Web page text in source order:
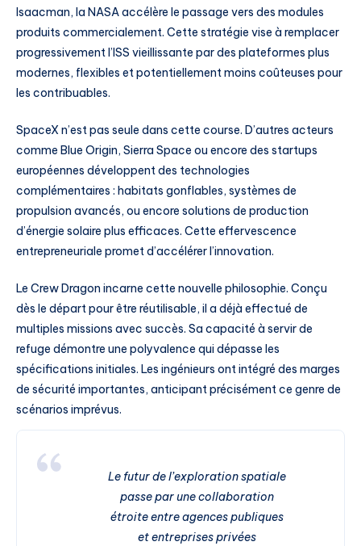
Isaacman, la NASA accélère le passage vers des modules
produits commercialement. Cette stratégie vise à remplacer
progressivement l’ISS vieillissante par des plateformes plus
modernes, flexibles et potentiellement moins coûteuses pour
les contribuables.
SpaceX n’est pas seule dans cette course. D’autres acteurs
comme Blue Origin, Sierra Space ou encore des startups
européennes développent des technologies
complémentaires : habitats gonflables, systèmes de
propulsion avancés, ou encore solutions de production
d’énergie solaire plus efficaces. Cette effervescence
entrepreneuriale promet d’accélérer l’innovation.
Le Crew Dragon incarne cette nouvelle philosophie. Conçu
dès le départ pour être réutilisable, il a déjà effectué de
multiples missions avec succès. Sa capacité à servir de
refuge démontre une polyvalence qui dépasse les
spécifications initiales. Les ingénieurs ont intégré des marges
de sécurité importantes, anticipant précisément ce genre de
scénarios imprévus.
Le futur de l’exploration spatiale
passe par une collaboration
étroite entre agences publiques
et entreprises privées